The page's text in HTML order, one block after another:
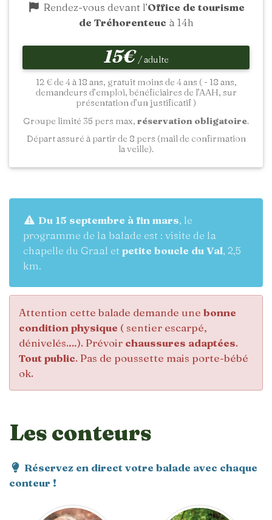
Rendez-vous devant l’Office de tourisme
de Tréhorenteuc à 14h
15€ / adulte
12 € de 4 à 18 ans, gratuit moins de 4 ans ( - 18 ans,
demandeurs d’emploi, bénéficiaires de l’AAH, sur
présentation d’un justificatif )
Groupe limité 35 pers max, réservation obligatoire.
Départ assuré à partir de 8 pers (mail de confirmation
la veille).
Du 15 septembre à fin mars, le
programme de la balade est : visite de la
chapelle du Graal et petite boucle du Val, 2,5
km.
Attention cette balade demande une bonne
condition physique ( sentier escarpé,
dénivelés.…). Prévoir chaussures adaptées.
Tout public. Pas de poussette mais porte-bébé
ok.
Les conteurs
Réservez en direct votre balade avec chaque
conteur !